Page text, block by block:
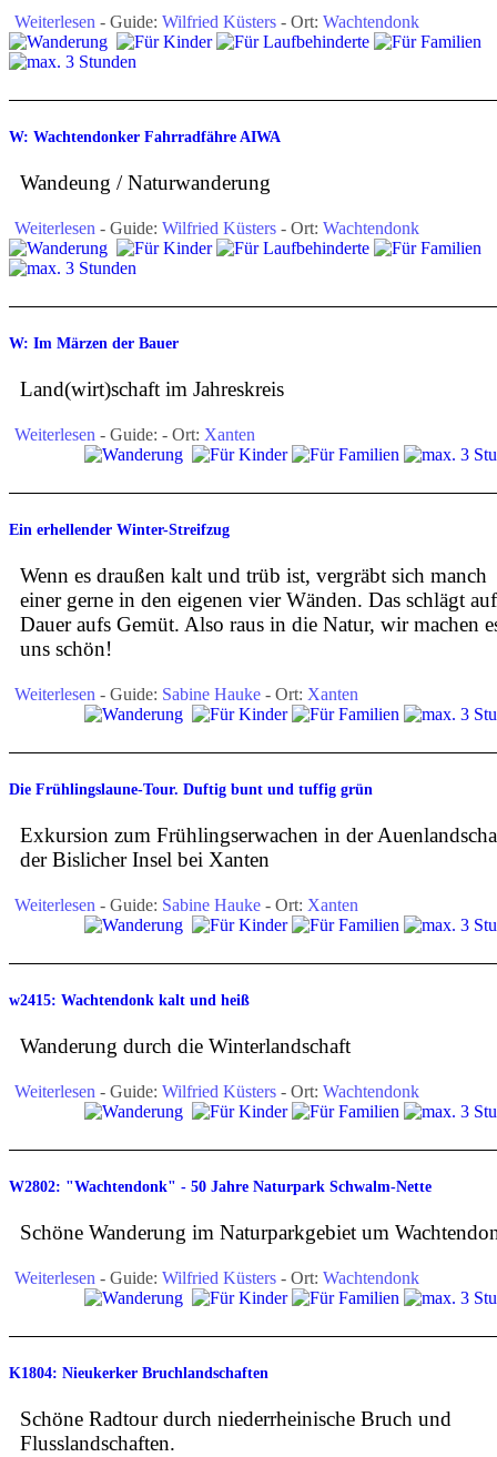
Weiterlesen - Guide: Wilfried Küsters - Ort: Wachtendonk
W: Wachtendonker Fahrradfähre AIWA
Wandeung / Naturwanderung
Weiterlesen - Guide: Wilfried Küsters - Ort: Wachtendonk
W: Im Märzen der Bauer
Land(wirt)schaft im Jahreskreis
Weiterlesen - Guide: - Ort: Xanten
Ein erhellender Winter-Streifzug
Wenn es draußen kalt und trüb ist, vergräbt sich manch
einer gerne in den eigenen vier Wänden. Das schlägt auf
Dauer aufs Gemüt. Also raus in die Natur, wir machen
uns schön!
Weiterlesen - Guide: Sabine Hauke - Ort: Xanten
Die Frühlingslaune-Tour. Duftig bunt und tuffig grün
Exkursion zum Frühlingserwachen in der
der Bislicher Insel bei Xanten
Weiterlesen - Guide: Sabine Hauke - Ort: Xanten
w2415: Wachtendonk kalt und heiß
Wanderung durch die Winterlandschaft
Weiterlesen - Guide: Wilfried Küsters - Ort: Wachtendonk
W2802: "Wachtendonk" - 50 Jahre Naturpark Schwalm-Nette
Schöne Wanderung im Naturparkgebiet um
Weiterlesen - Guide: Wilfried Küsters - Ort: Wachtendonk
K1804: Nieukerker Bruchlandschaften
Schöne Radtour durch niederrheinische Bruch und
Flusslandschaften.